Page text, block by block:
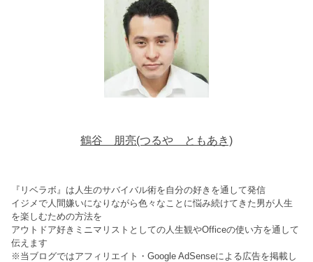
鶴谷 朋亮(つるや ともあき)
『リベラボ』は人生のサバイバル術を自分の好きを通して発信
イジメで人間嫌いになりながら色々なことに悩み続けてきた男が人生
を楽しむための方法を
アウトドア好きミニマリストとしての人生観やOfficeの使い方を通して
伝えます
※当ブログではアフィリエイト・Google AdSenseによる広告を掲載し